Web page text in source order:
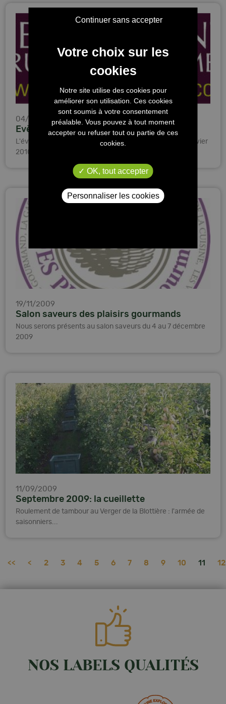
04/01/2010
Evènement fruits & légumes à ANGERS
L'évènement fruits & légumes à ANGERS, du 12 au 14 janvier
2010
19/11/2009
Salon saveurs des plaisirs gourmands
Nous serons présents au salon saveurs du 4 au 7 décembre
2009
11/09/2009
Septembre 2009: la cueillette
Roulement de tambour au Verger de la Blottière : l'armée de
saisonniers...
<< < 2 3 4 5 6 7 8 9 10 11 12
NOS LABELS QUALITÉS
Notre site utilise des cookies pour
améliorer son utilisation. Ces cookies
sont soumis à votre consentement
préalable. Vous pouvez à tout moment
accepter ou refuser tout ou partie de ces
cookies.
OK, tout accepter
Continuer sans accepter
Personnaliser les cookies